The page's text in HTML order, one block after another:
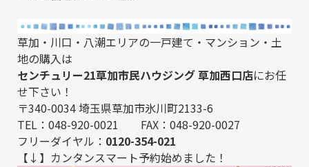
草加・川口・八潮エリアの一戸建て・マンション・土
地の購入は
センチュリー21草加市民ハウジング 草加西口店にお任
せ下さい！
〒340-0034 埼玉県草加市氷川町2133-6
TEL：048-920-0021 FAX：048-920-0027
フリーダイヤル： 0120-354-021
【↓】カンタンスマート予約始めました！